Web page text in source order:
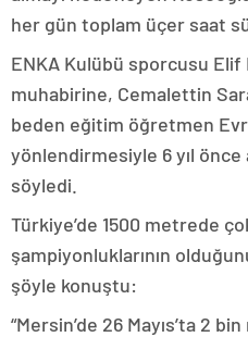
her gün toplam üçer saat
ENKA Kulübü sporcusu Elif
muhabirine, Cemalettin
beden eğitim öğretmen
yönlendirmesiyle 6 yıl önce
söyledi.
Türkiye’de 1500 metrede
şampiyonluklarının
şöyle konuştu:
“Mersin’de 26 Mayıs’ta 2